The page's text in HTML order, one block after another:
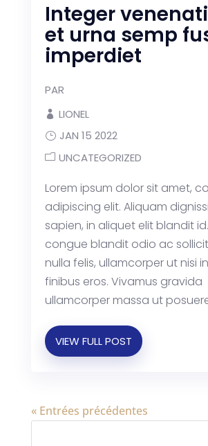
Integer
et urna semp
imperdiet
PAR
LIONEL
JAN 15 2022
UNCATEGORIZED
Lorem ipsum dolor sit amet,
adipiscing elit. Aliquam
sapien, in aliquet elit blandit
congue blandit odio ac
nulla felis, ullamcorper ut nisi
finibus eros. Vivamus gravida
ullamcorper massa ut
VIEW FULL POST
« Entrées précédentes